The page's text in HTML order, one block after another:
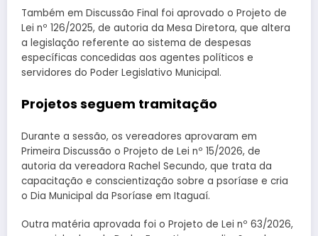
Também em Discussão Final foi aprovado o Projeto de
Lei nº 126/2025, de autoria da Mesa Diretora, que altera
a legislação referente ao sistema de despesas
específicas concedidas aos agentes políticos e
servidores do Poder Legislativo Municipal.
Projetos seguem tramitação
Durante a sessão, os vereadores aprovaram em
Primeira Discussão o Projeto de Lei nº 15/2026, de
autoria da vereadora Rachel Secundo, que trata da
capacitação e conscientização sobre a psoríase e cria
o Dia Municipal da Psoríase em Itaguaí.
Outra matéria aprovada foi o Projeto de Lei nº 63/2026,